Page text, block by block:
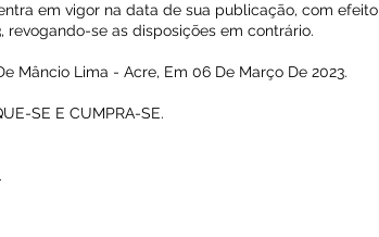
em vigor na data de sua publicação, com efeito
revogando-se as disposições em contrário.
Mâncio Lima - Acre, Em 06 De Março De 2023.
SE E CUMPRA-SE.